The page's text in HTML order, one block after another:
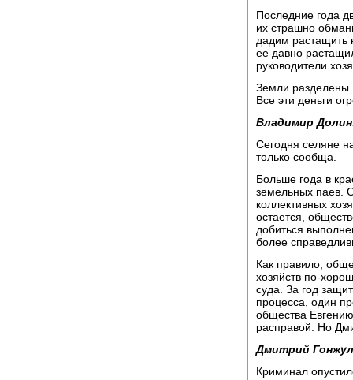
Последние года
их страшно
дадим растащить
ее давно
руководители
Земли разделены.
Все эти деньги
Владимир
Сегодня селяне
только сообща.
Больше года в
земельных паев.
коллективных
остается,
добиться
более
Как правило,
хозяйств по-
суда. За год
процесса, один
общества
расправой. Но
Дмитрий
Криминал